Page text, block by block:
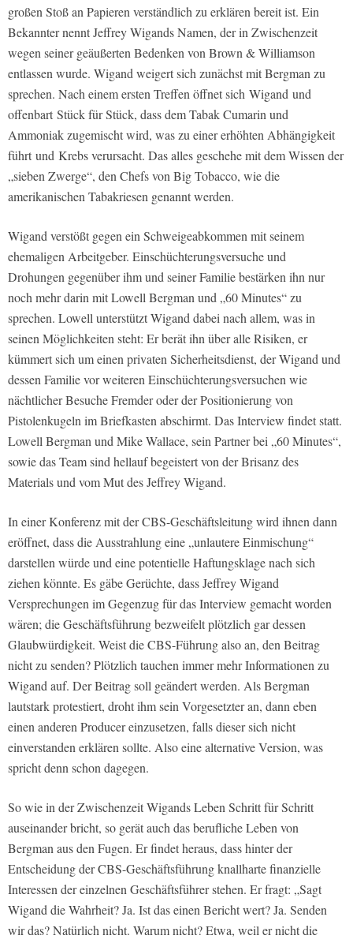
großen Stoß an Papieren verständlich zu erklären bereit ist. Ein
Bekannter nennt Jeffrey Wigands Namen, der in Zwischenzeit
wegen seiner geäußerten Bedenken von Brown & Williamson
entlassen wurde. Wigand weigert sich zunächst mit Bergman zu
sprechen. Nach einem ersten Treffen öffnet sich Wigand und
offenbart Stück für Stück, dass dem Tabak Cumarin und
Ammoniak zugemischt wird, was zu einer erhöhten Abhängigkeit
führt und Krebs verursacht. Das alles geschehe mit dem Wissen der
„sieben Zwerge“, den Chefs von Big Tobacco, wie die
amerikanischen Tabakriesen genannt werden.
Wigand verstößt gegen ein Schweigeabkommen mit seinem
ehemaligen Arbeitgeber. Einschüchterungsversuche und
Drohungen gegenüber ihm und seiner Familie bestärken ihn nur
noch mehr darin mit Lowell Bergman und „60 Minutes“ zu
sprechen. Lowell unterstützt Wigand dabei nach allem, was in
seinen Möglichkeiten steht: Er berät ihn über alle Risiken, er
kümmert sich um einen privaten Sicherheitsdienst, der Wigand und
dessen Familie vor weiteren Einschüchterungsversuchen wie
nächtlicher Besuche Fremder oder der Positionierung von
Pistolenkugeln im Briefkasten abschirmt. Das Interview findet statt.
Lowell Bergman und Mike Wallace, sein Partner bei „60 Minutes“,
sowie das Team sind hellauf begeistert von der Brisanz des
Materials und vom Mut des Jeffrey Wigand.
In einer Konferenz mit der CBS-Geschäftsleitung wird ihnen dann
eröffnet, dass die Ausstrahlung eine „unlautere Einmischung“
darstellen würde und eine potentielle Haftungsklage nach sich
ziehen könnte. Es gäbe Gerüchte, dass Jeffrey Wigand
Versprechungen im Gegenzug für das Interview gemacht worden
wären; die Geschäftsführung bezweifelt plötzlich gar dessen
Glaubwürdigkeit. Weist die CBS-Führung also an, den Beitrag
nicht zu senden? Plötzlich tauchen immer mehr Informationen zu
Wigand auf. Der Beitrag soll geändert werden. Als Bergman
lautstark protestiert, droht ihm sein Vorgesetzter an, dann eben
einen anderen Producer einzusetzen, falls dieser sich nicht
einverstanden erklären sollte. Also eine alternative Version, was
spricht denn schon dagegen.
So wie in der Zwischenzeit Wigands Leben Schritt für Schritt
auseinander bricht, so gerät auch das berufliche Leben von
Bergman aus den Fugen. Er findet heraus, dass hinter der
Entscheidung der CBS-Geschäftsführung knallharte finanzielle
Interessen der einzelnen Geschäftsführer stehen. Er fragt: „Sagt
Wigand die Wahrheit? Ja. Ist das einen Bericht wert? Ja. Senden
wir das? Natürlich nicht. Warum nicht? Etwa, weil er nicht die